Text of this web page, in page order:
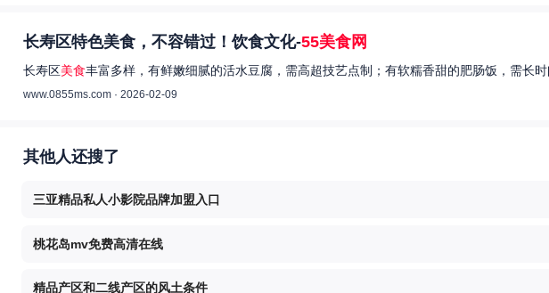
长寿区特色美食，不容错过！饮食文化-55美食网
长寿区美食丰富多样，有鲜嫩细腻的活水豆腐，需高超技艺点制；有软糯香甜的肥肠饭，需长
www.0855ms.com · 2026-02-09
其他人还搜了
三亚精品私人小影院品牌加盟入口
桃花岛mv免费高清在线
精品产区和二线产区的风土条件